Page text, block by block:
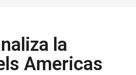
la
Americas